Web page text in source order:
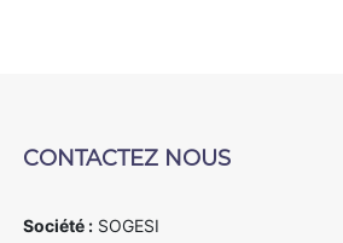
CONTACTEZ NOUS
Société : SOGESI